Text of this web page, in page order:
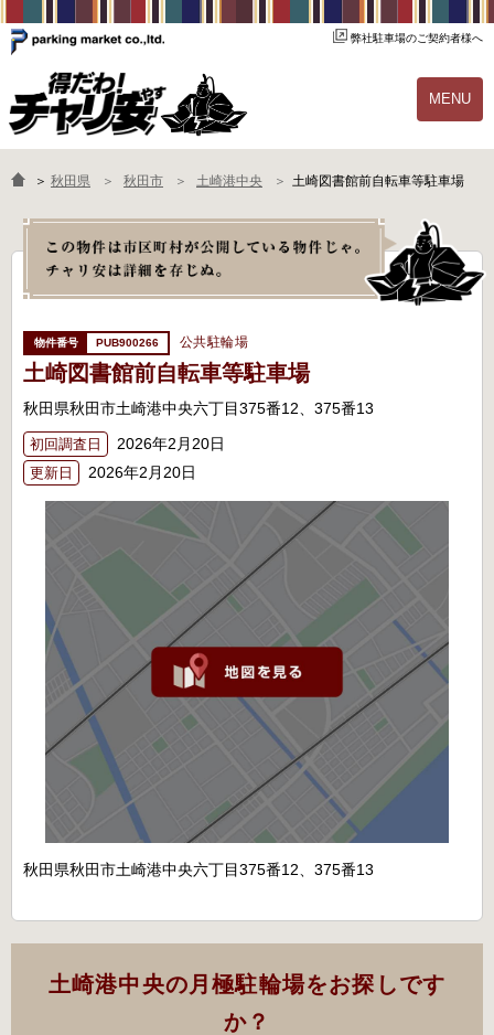
弊社駐車場のご契約者様へ
MENU
物件一覧 ご契約の流れ
よくあるご質問 駐輪場オーナー様へ
＞ 秋田県 秋田市 土崎港中央 土崎図書館前自転車等駐車場
PUB900266 公共駐輪場
土崎図書館前自転車等駐車場
秋田県秋田市土崎港中央六丁目375番12、375番13
初回調査日 2026年2月20日
更新日 2026年2月20日
秋田県秋田市土崎港中央六丁目375番12、375番13
土崎港中央の月極駐輪場をお探しです
か？